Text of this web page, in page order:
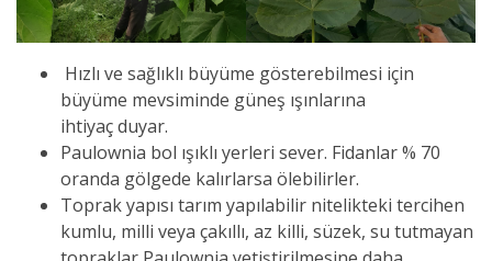
Hızlı ve sağlıklı büyüme gösterebilmesi için
büyüme mevsiminde güneş ışınlarına
ihtiyaç duyar.
Paulownia bol ışıklı yerleri sever. Fidanlar % 70
oranda gölgede kalırlarsa ölebilirler.
Toprak yapısı tarım yapılabilir nitelikteki tercihen
kumlu, milli veya çakıllı, az killi, süzek, su tutmayan